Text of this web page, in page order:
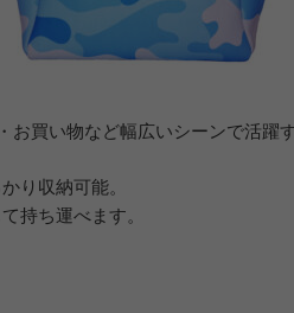
買い物など幅広いシーンで活躍
り収納可能。
持ち運べます。